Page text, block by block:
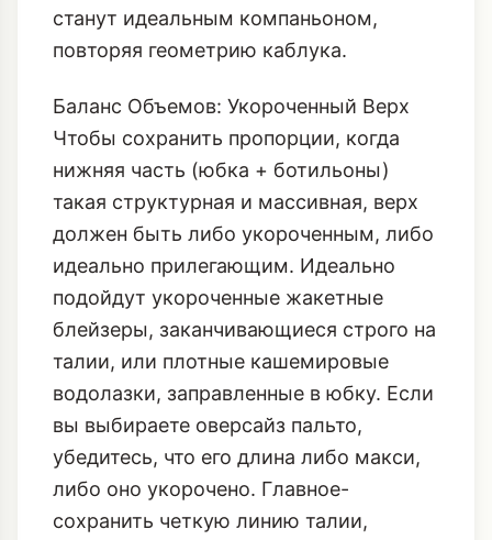
станут идеальным компаньоном,
повторяя геометрию каблука.
Баланс Объемов: Укороченный Верх
Чтобы сохранить пропорции, когда
нижняя часть (юбка + ботильоны)
такая структурная и массивная, верх
должен быть либо укороченным, либо
идеально прилегающим. Идеально
подойдут укороченные жакетные
блейзеры, заканчивающиеся строго на
талии, или плотные кашемировые
водолазки, заправленные в юбку. Если
вы выбираете оверсайз пальто,
убедитесь, что его длина либо макси,
либо оно укорочено. Главное-
сохранить четкую линию талии,